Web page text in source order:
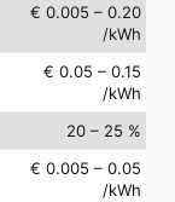
€ 0.005 – 0.20
/kWh
€ 0.05 – 0.15
/kWh
20 – 25 %
€ 0.005 – 0.05
/kWh